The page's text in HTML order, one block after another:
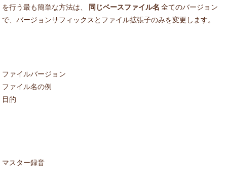
を行う最も簡単な方法は、 同じベースファイル名 全てのバージョン
で、バージョンサフィックスとファイル拡張子のみを変更します。
ファイルバージョン
ファイル名の例
目的
マスター録音